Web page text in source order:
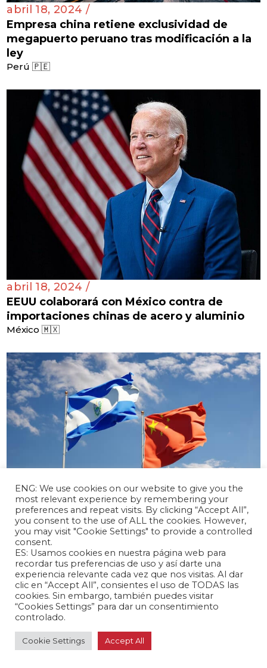
abril 18, 2024 /
Empresa china retiene exclusividad de
megapuerto peruano tras modificación a la
ley
Perú 🇵🇪
abril 18, 2024 /
EEUU colaborará con México contra de
importaciones chinas de acero y aluminio
México 🇲🇽
abril 17, 2024 /
El Salvador y China inician negociaciones
para un TLC
Latinoamérica 🌎
ENG: We use cookies on our website to give you the
most relevant experience by remembering your
preferences and repeat visits. By clicking “Accept All”,
you consent to the use of ALL the cookies. However,
you may visit "Cookie Settings" to provide a controlled
consent.
ES: Usamos cookies en nuestra página web para
recordar tus preferencias de uso y así darte una
experiencia relevante cada vez que nos visitas. Al dar
clic en “Accept All”, consientes el uso de TODAS las
cookies. Sin embargo, también puedes visitar
“Cookies Settings” para dar un consentimiento
controlado.
Cookie Settings Accept All